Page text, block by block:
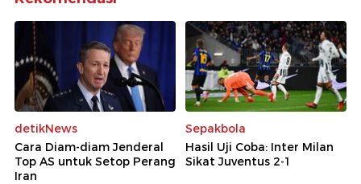
detikNews
Cara Diam-diam Jenderal
Top AS untuk Setop Perang
Iran
Sepakbola
Hasil Uji Coba: Inter Milan
Sikat Juventus 2-1